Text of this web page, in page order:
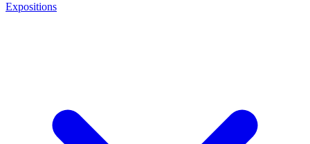
Expositions